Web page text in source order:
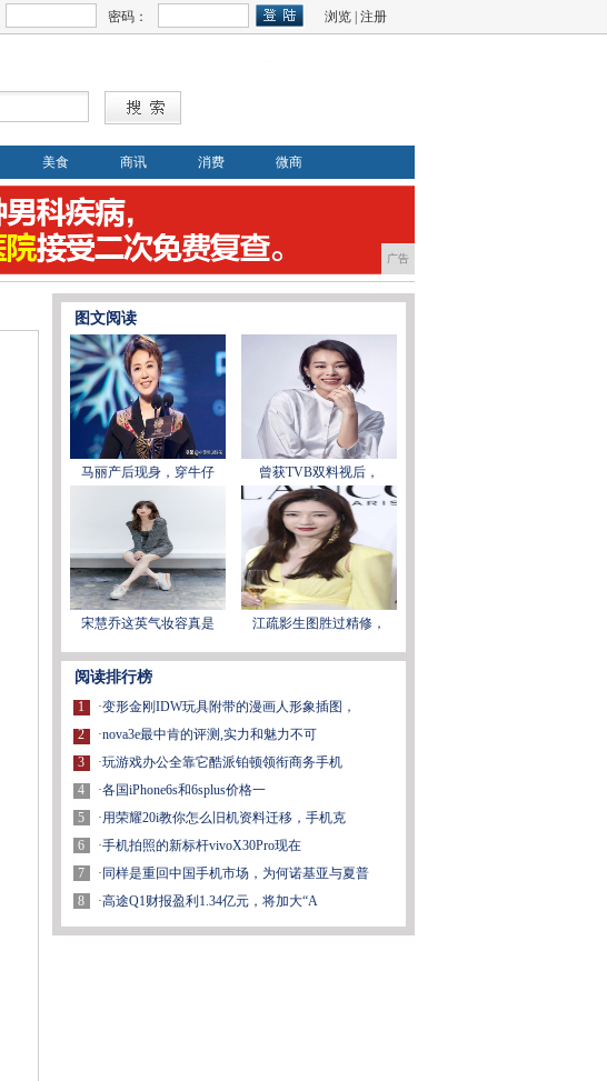
密码： 浏览 注册
美食 商讯 消费 微商
广告
图文阅读
马丽产后现身，穿牛仔 曾获TVB双料视后，
宋慧乔这英气妆容真是 江疏影生图胜过精修，
阅读排行榜
1
2
3
4
5
6
7
8
·变形金刚IDW玩具附带的漫画人形象插图，
·nova3e最中肯的评测,实力和魅力不可
·玩游戏办公全靠它酷派铂顿领衔商务手机
·各国iPhone6s和6splus价格一
·用荣耀20i教你怎么旧机资料迁移，手机克
·手机拍照的新标杆vivoX30Pro现在
· 同样是重回中国手机市场，为何诺基亚与夏普
·高途Q1财报盈利1.34亿元，将加大“A